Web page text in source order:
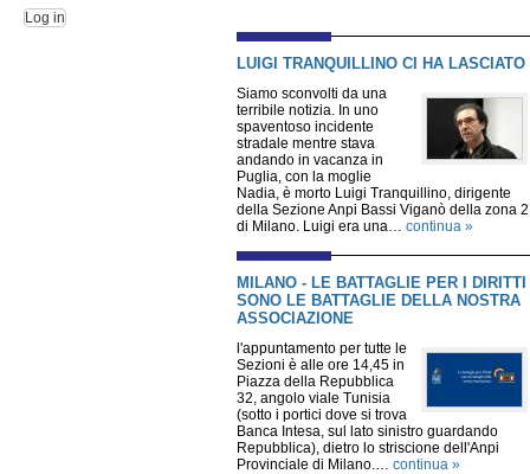
Log in
LUIGI TRANQUILLINO CI HA LASCIATO
Siamo sconvolti da una
terribile notizia. In uno
spaventoso incidente
stradale mentre stava
andando in vacanza in
Puglia, con la moglie
Nadia, è morto Luigi Tranquillino, dirigente
della Sezione Anpi Bassi Viganò della zona 2
di Milano. Luigi era una… continua »
MILANO - LE BATTAGLIE PER I DIRITTI
SONO LE BATTAGLIE DELLA NOSTRA
ASSOCIAZIONE
l'appuntamento per tutte le
Sezioni è alle ore 14,45 in
Piazza della Repubblica
32, angolo viale Tunisia
(sotto i portici dove si trova
Banca Intesa, sul lato sinistro guardando
Repubblica), dietro lo striscione dell'Anpi
Provinciale di Milano.… continua »